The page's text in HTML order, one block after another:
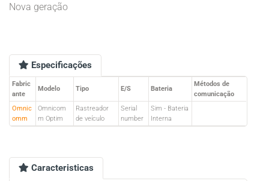
Nova geração
Especificações
Fabric
ante
Modelo Tipo E/S Bateria
Métodos de
comunicação
Omnic
omm
Omnicom
m Optim
Rastreador
de veículo
Serial
number
Sim - Bateria
Interna
Caracteristicas